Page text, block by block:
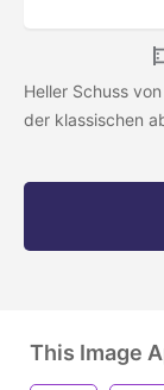
Heller Schuss
der klassischen
This Image